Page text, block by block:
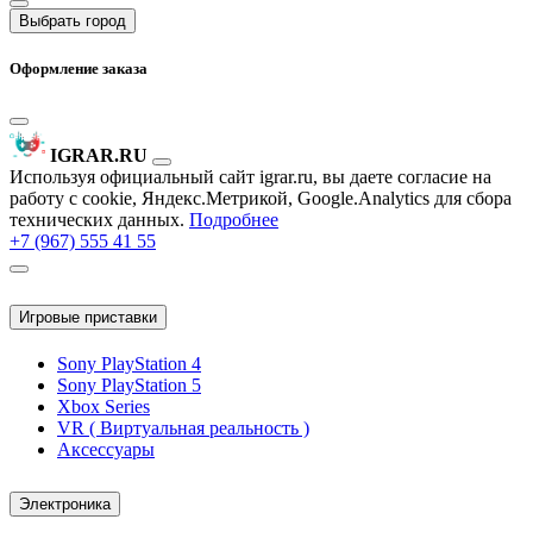
Выбрать город
Оформление заказа
IGRAR.RU
Используя официальный сайт igrar.ru, вы даете согласие на
работу с cookie, Яндекс.Метрикой, Google.Analytics для сбора
технических данных. Подробнее
+7 (967) 555 41 55
Игровые приставки
Sony PlayStation 4
Sony PlayStation 5
Xbox Series
VR ( Виртуальная реальность )
Аксессуары
Электроника